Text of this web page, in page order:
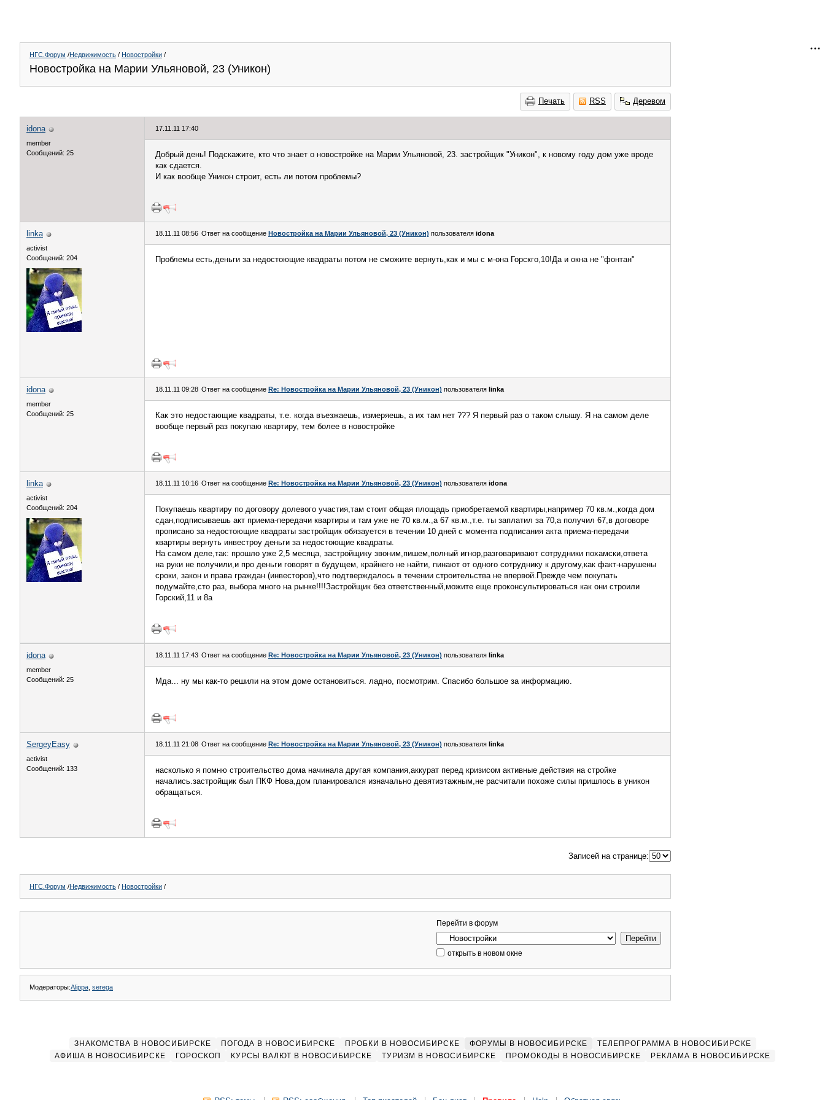
НГС.Форум /Недвижимость / Новостройки /
Новостройка на Марии Ульяновой, 23 (Уникон)
Печать RSS Деревом
idona
member
Сообщений: 25
17.11.11 17:40
Добрый день! Подскажите, кто что знает о новостройке на Марии Ульяновой, 23. застройщик "Уникон", к новому году дом уже вроде
как сдается.
И как вообще Уникон строит, есть ли потом проблемы?
linka
activist
Сообщений: 204
18.11.11 08:56 Ответ на сообщение Новостройка на Марии Ульяновой, 23 (Уникон) пользователя idona
Проблемы есть,деньги за недостоющие квадраты потом не сможите вернуть,как и мы с м-она Горскго,10!Да и окна не "фонтан"
idona
member
Сообщений: 25
18.11.11 09:28 Ответ на сообщение Re: Новостройка на Марии Ульяновой, 23 (Уникон) пользователя linka
Как это недостающие квадраты, т.е. когда въезжаешь, измеряешь, а их там нет ??? Я первый раз о таком слышу. Я на самом деле
вообще первый раз покупаю квартиру, тем более в новостройке
linka
activist
Сообщений: 204
18.11.11 10:16 Ответ на сообщение Re: Новостройка на Марии Ульяновой, 23 (Уникон) пользователя idona
Покупаешь квартиру по договору долевого участия,там стоит общая площадь приобретаемой квартиры,например 70 кв.м.,когда дом
сдан,подписываешь акт приема-передачи квартиры и там уже не 70 кв.м.,а 67 кв.м.,т.е. ты заплатил за 70,а получил 67,в договоре
прописано за недостоющие квадраты застройщик обязауется в течении 10 дней с момента подписания акта приема-передачи
квартиры вернуть инвестроу деньги за недостоющие квадраты.
На самом деле,так: прошло уже 2,5 месяца, застройщику звоним,пишем,полный игнор,разговаривают сотрудники похамски,ответа
на руки не получили,и про деньги говорят в будущем, крайнего не найти, пинают от одного сотруднику к другому,как факт-нарушены
сроки, закон и права граждан (инвесторов),что подтверждалось в течении строительства не впервой.Прежде чем покупать
подумайте,сто раз, выбора много на рынке!!!!Застройщик без ответственный,можите еще проконсультироваться как они строили
Горский,11 и 8а
idona
member
Сообщений: 25
18.11.11 17:43 Ответ на сообщение Re: Новостройка на Марии Ульяновой, 23 (Уникон) пользователя linka
Мда... ну мы как-то решили на этом доме остановиться. ладно, посмотрим. Спасибо большое за информацию.
SergeyEasy
activist
Сообщений: 133
18.11.11 21:08 Ответ на сообщение Re: Новостройка на Марии Ульяновой, 23 (Уникон) пользователя linka
насколько я помню строительство дома начинала другая компания,аккурат перед кризисом активные действия на стройке
начались.застройщик был ПКФ Нова,дом планировался изначально девятиэтажным,не расчитали похоже силы пришлось в уникон
обращаться.
Записей на странице:
НГС.Форум /Недвижимость / Новостройки /
Перейти в форум
открыть в новом окне
Модераторы:Alippa serega
ЗНАКОМСТВА В НОВОСИБИРСКЕ ПОГОДА В НОВОСИБИРСКЕ ПРОБКИ В НОВОСИБИРСКЕ ФОРУМЫ В НОВОСИБИРСКЕ
ТЕЛЕПРОГРАММА В НОВОСИБИРСКЕ
АФИША В НОВОСИБИРСКЕ
ГОРОСКОП КУРСЫ ВАЛЮТ В НОВОСИБИРСКЕ ТУРИЗМ В НОВОСИБИРСКЕ ПРОМОКОДЫ В НОВОСИБИРСКЕ РЕКЛАМА В НОВОСИБИРСКЕ